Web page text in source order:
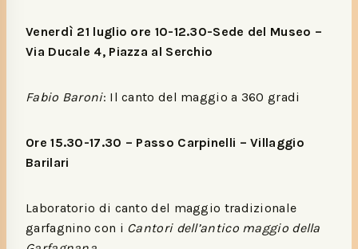
Venerdì 21 luglio ore 10-12.30-Sede del Museo –
Via Ducale 4, Piazza al Serchio
Fabio Baroni: Il canto del maggio a 360 gradi
Ore 15.30-17.30 – Passo Carpinelli – Villaggio
Barilari
Laboratorio di canto del maggio tradizionale
garfagnino con i Cantori dell’antico maggio della